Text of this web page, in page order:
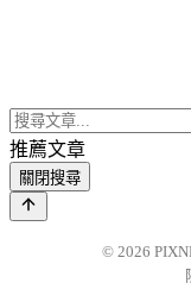
推薦文章
關閉搜尋
© 2026